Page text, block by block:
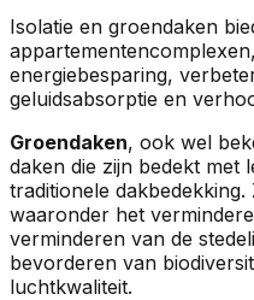
Isolatie en groendaken
energiebesparing,
geluidsabsorptie en
Groendaken, ook wel
daken die zijn bedekt met
traditionele
waaronder het
verminderen van de
bevorderen van
luchtkwaliteit.